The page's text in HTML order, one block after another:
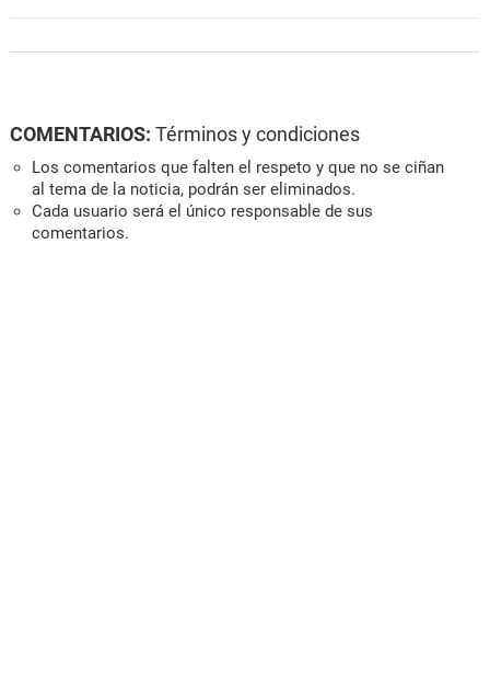
COMENTARIOS: Términos y condiciones
Los comentarios que falten el respeto y que no se ciñan
al tema de la noticia, podrán ser eliminados.
Cada usuario será el único responsable de sus
comentarios.